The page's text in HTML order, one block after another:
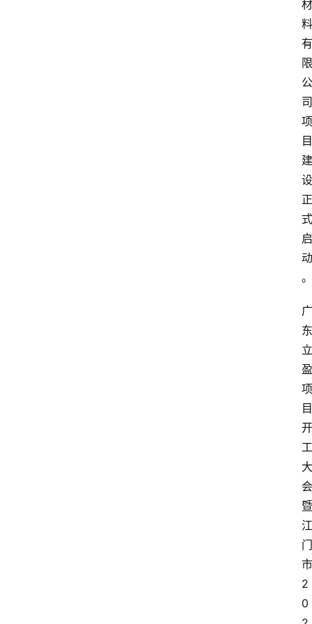
材
料
有
限
公
司
项
目
建
设
正
式
启
动
。
广
东
立
盈
项
目
开
工
大
会
暨
江
门
市
2
0